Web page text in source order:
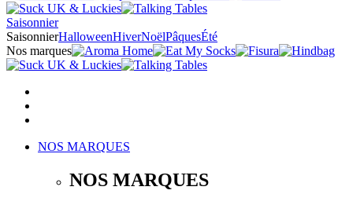
Saisonnier
SaisonnierHalloweenHiverNoëlPâquesÉté
Nos marques
NOS MARQUES
NOS MARQUES